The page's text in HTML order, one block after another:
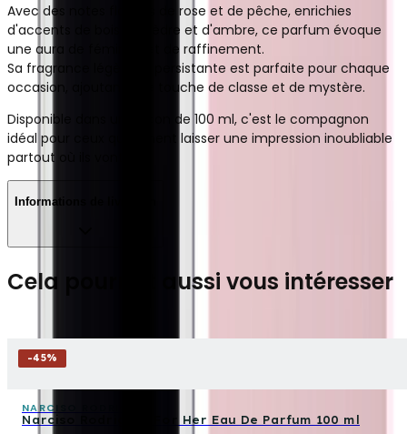
Avec des notes florales de rose et de pêche, enrichies
d'accents de bois de cèdre et d'ambre, ce parfum évoque
une aura de féminité et de raffinement.
Sa fragrance légère et persistante est parfaite pour chaque
occasion, ajoutant une touche de classe et de mystère.
Disponible dans un flacon de 100 ml, c'est le compagnon
idéal pour ceux qui aiment laisser une impression inoubliable
partout où ils vont.
Informations de livraison
Cela pourrait aussi vous intéresser
-45%
NARCISO RODRIGUEZ
Narciso Rodriguez For Her Eau De Parfum 100 ml